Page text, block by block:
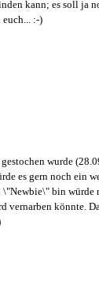
kann; es soll ja
:-)
wurde
es gern noch ein
bin
vernarben könnte.